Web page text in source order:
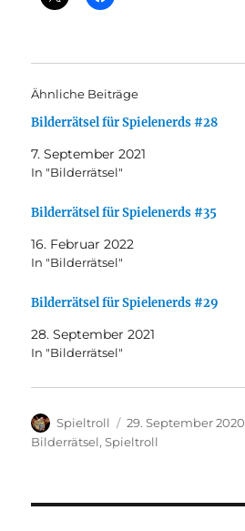
Ähnliche Beiträge
Bilderrätsel für Spielenerds #28
7. September 2021
In "Bilderrätsel"
Bilderrätsel für Spielenerds #35
16. Februar 2022
In "Bilderrätsel"
Bilderrätsel für Spielenerds #29
28. September 2021
In "Bilderrätsel"
Autor
Spieltroll
Veröffentlicht
am
29. September 2020
Bilderrätsel,Spieltroll